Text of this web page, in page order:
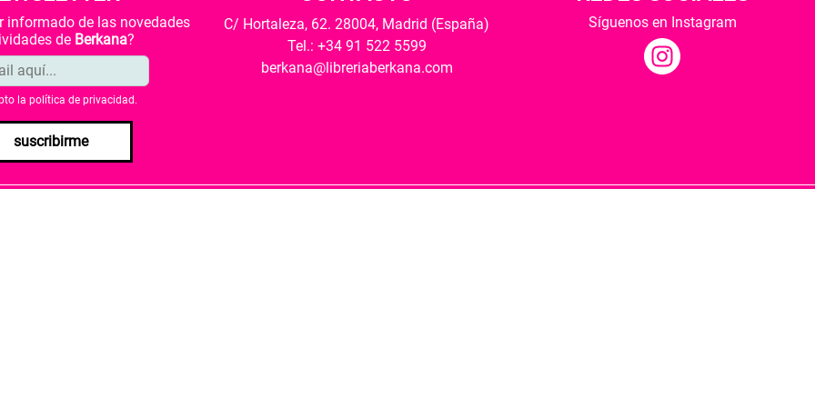
informado de las novedades
de Berkana?
la política de privacidad .
suscribirme
C/ Hortaleza, 62. 28004, Madrid (España)
Tel.: +34 91 522 5599
berkana@libreriaberkana.com
Síguenos en Instagram